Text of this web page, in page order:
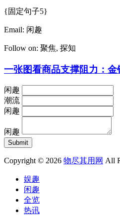
{固定句子5}
Email: 闲趣
Follow on: 聚焦, 探知
一张图看商品支撑阻力：
闲趣
潮流
闲趣
闲趣
Copyright © 2026 物尽其用网 All
娱趣
闲趣
全览
热讯